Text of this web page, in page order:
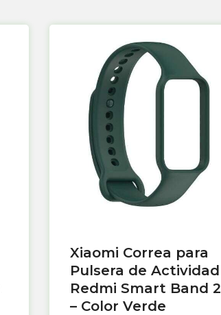
Xiaomi Correa para
Pulsera de Actividad
Redmi Smart Band 2
– Color Verde